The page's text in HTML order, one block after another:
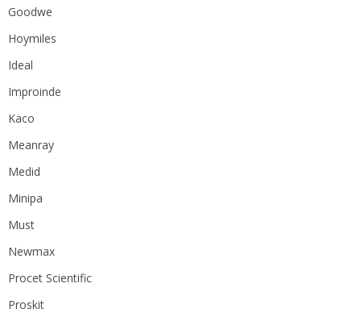
Goodwe
Hoymiles
Ideal
Improinde
Kaco
Meanray
Medid
Minipa
Must
Newmax
Procet Scientific
Proskit